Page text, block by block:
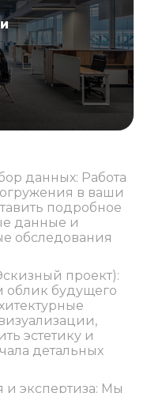
данных: Работа
в ваши
подробное
данные и
обследования
проект):
облик будущего
эстетику и
детальных
и экспертиза: Мы